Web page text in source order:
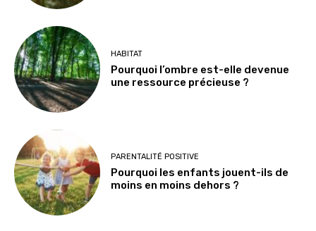
HABITAT
Pourquoi l’ombre est-elle devenue
une ressource précieuse ?
PARENTALITÉ POSITIVE
Pourquoi les enfants jouent-ils de
moins en moins dehors ?